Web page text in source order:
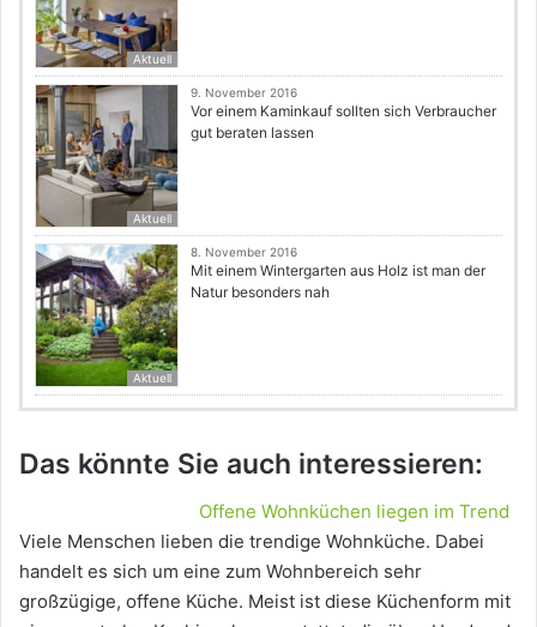
Aktuell
Aktuell
9. November 2016
Vor einem Kaminkauf sollten sich Verbraucher
gut beraten lassen
Aktuell
8. November 2016
Mit einem Wintergarten aus Holz ist man der
Natur besonders nah
Das könnte Sie auch interessieren:
Offene Wohnküchen liegen im Trend
Viele Menschen lieben die trendige Wohnküche. Dabei
handelt es sich um eine zum Wohnbereich sehr
großzügige, offene Küche. Meist ist diese Küchenform mit